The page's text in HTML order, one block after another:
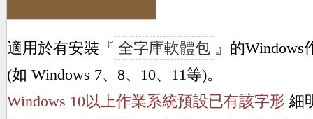
適用於有安裝『 全字庫軟體包 』的Windows
(如 Windows 7、8、10、11等)。
Windows 10以上作業系統預設已有該字形 細